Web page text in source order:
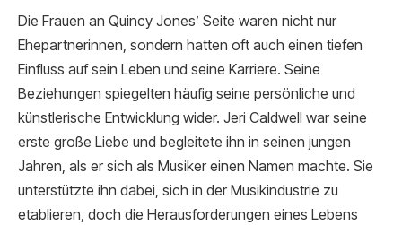
Die Frauen an Quincy Jones’ Seite waren nicht nur
Ehepartnerinnen, sondern hatten oft auch einen tiefen
Einfluss auf sein Leben und seine Karriere. Seine
Beziehungen spiegelten häufig seine persönliche und
künstlerische Entwicklung wider. Jeri Caldwell war seine
erste große Liebe und begleitete ihn in seinen jungen
Jahren, als er sich als Musiker einen Namen machte. Sie
unterstützte ihn dabei, sich in der Musikindustrie zu
etablieren, doch die Herausforderungen eines Lebens